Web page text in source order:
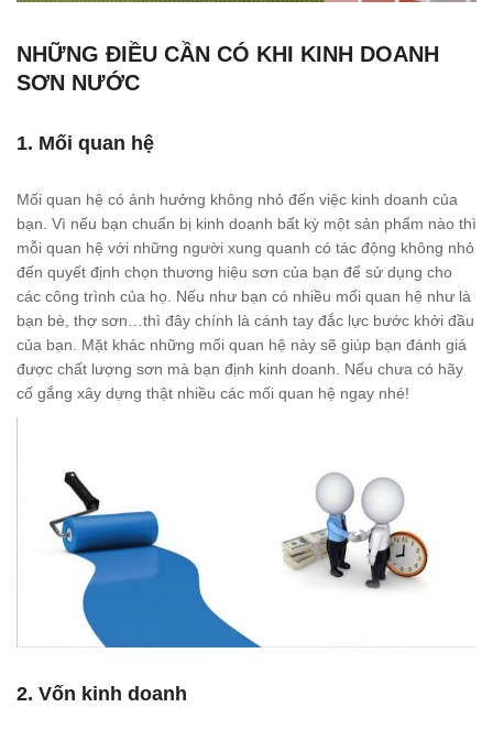
NHỮNG ĐIỀU CẦN CÓ KHI KINH DOANH
SƠN NƯỚC
1. Mối quan hệ
Mối quan hệ có ảnh hưởng không nhỏ đến việc kinh doanh của
bạn. Vì nếu bạn chuẩn bị kinh doanh bất kỳ một sản phẩm nào thì
mỗi quan hệ với những người xung quanh có tác động không nhỏ
đến quyết định chọn thương hiệu sơn của bạn để sử dụng cho
các công trình của họ. Nếu như bạn có nhiều mối quan hệ như là
bạn bè, thợ sơn…thì đây chính là cánh tay đắc lực bước khởi đầu
của bạn. Mặt khác những mối quan hệ này sẽ giúp bạn đánh giá
được chất lượng sơn mà bạn định kinh doanh. Nếu chưa có hãy
cố gắng xây dựng thật nhiều các mối quan hệ ngay nhé!
2. Vốn kinh doanh